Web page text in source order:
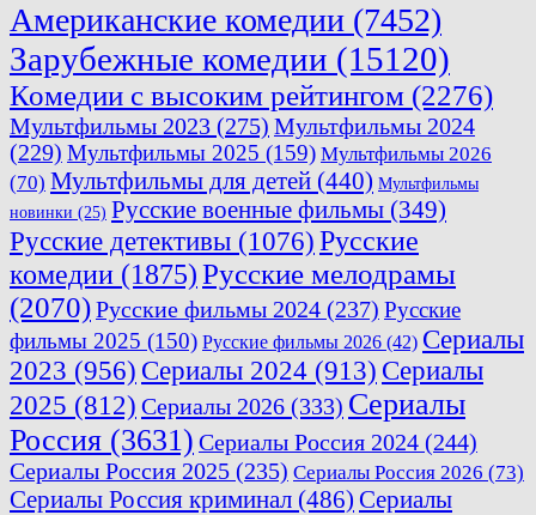
Американские комедии (7452)
Зарубежные комедии (15120)
Комедии с высоким рейтингом (2276)
Мультфильмы 2023 (275) Мультфильмы 2024
(229) Мультфильмы 2025 (159) Мультфильмы 2026
(70) Мультфильмы для детей (440) Мультфильмы
новинки (25) Русские военные фильмы (349)
Русские детективы (1076)Русские
комедии (1875)Русские мелодрамы
(2070)Русские фильмы 2024 (237) Русские
фильмы 2025 (150) Русские фильмы 2026 (42) Сериалы
2023 (956) Сериалы 2024 (913) Сериалы
2025 (812) Сериалы 2026 (333) Сериалы
Россия (3631) Сериалы Россия 2024 (244)
Сериалы Россия 2025 (235) Сериалы Россия 2026 (73)
Сериалы Россия криминал (486) Сериалы